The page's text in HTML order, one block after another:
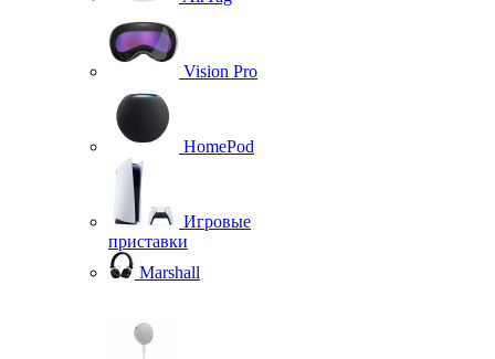
Vision Pro
HomePod
Игровые
приставки
Marshall